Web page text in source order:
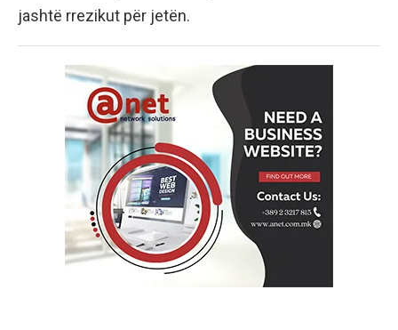
jashtë rrezikut për jetën.